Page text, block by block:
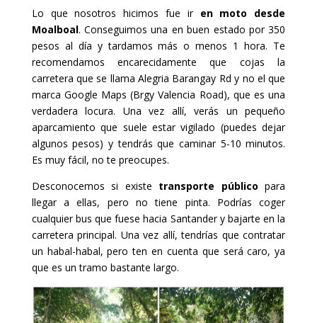
Lo que nosotros hicimos fue ir en moto desde
Moalboal. Conseguimos una en buen estado por 350
pesos al día y tardamos más o menos 1 hora. Te
recomendamos encarecidamente que cojas la
carretera que se llama Alegria Barangay Rd y no el que
marca Google Maps (Brgy Valencia Road), que es una
verdadera locura. Una vez allí, verás un pequeño
aparcamiento que suele estar vigilado (puedes dejar
algunos pesos) y tendrás que caminar 5-10 minutos.
Es muy fácil, no te preocupes.
Desconocemos si existe transporte público para
llegar a ellas, pero no tiene pinta. Podrías coger
cualquier bus que fuese hacia Santander y bajarte en la
carretera principal. Una vez allí, tendrías que contratar
un habal-habal, pero ten en cuenta que será caro, ya
que es un tramo bastante largo.